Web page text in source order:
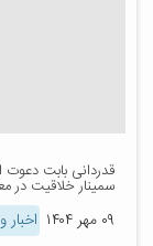
قدردانی بابت
سمینار خلاقیت در
۰۹ مهر ۱۴۰۴ اخبار